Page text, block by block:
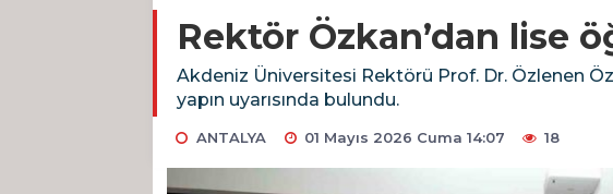
Rektör Özkan’dan lise
Akdeniz Üniversitesi Rektörü Prof. Dr. Özlenen
yapın uyarısında bulundu.
ANTALYA 01 Mayıs 2026 Cuma 14:07 18